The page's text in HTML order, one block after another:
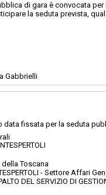
di gara è convocata
la seduta prevista,
Gabbrielli
data fissata per la seduta
Toscana
- Settore Affari
DEL SERVIZIO DI